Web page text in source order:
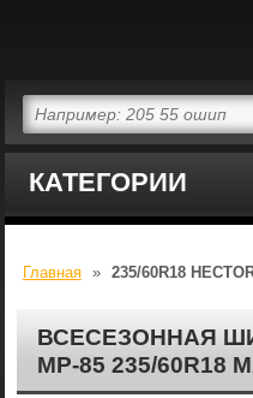
КАТЕГОРИИ
Главная » 235/60R18
ВСЕСЕЗОННАЯ
МР-85 235/60R18